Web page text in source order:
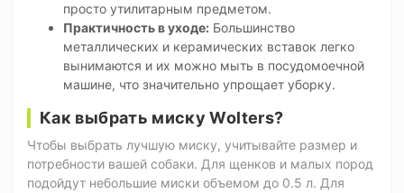
просто утилитарным предметом.
Практичность в уходе: Большинство
металлических и керамических вставок легко
вынимаются и их можно мыть в посудомоечной
машине, что значительно упрощает уборку.
Как выбрать миску Wolters?
Чтобы выбрать лучшую миску, учитывайте размер и
потребности вашей собаки. Для щенков и малых пород
подойдут небольшие миски объемом до 0.5 л. Для